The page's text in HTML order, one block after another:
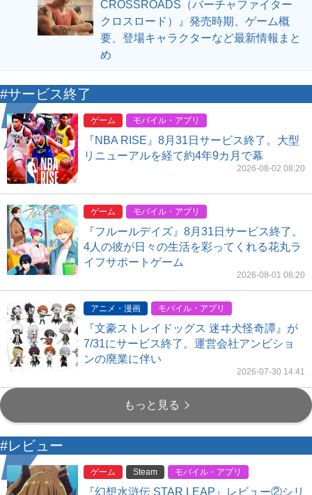
CROSSROADS（バーチャファイター
クロスロード）』発売時期、ゲーム概
要、登場キャラクターなど最新情報まと
め
#サービス終了
ゲーム モバイル・アプリ
『NBA RISE』8月31日サービス終了。大型
リニューアルを経て約4年9カ月で幕
2026-08-02 08:20
ゲーム モバイル・アプリ
『フルールデイズ』8月31日サービス終了。
4人の彼が日々の生活を彩ってくれる花丸ラ
イフサポートゲーム
2026-08-01 08:20
アニメ・漫画 モバイル・アプリ
『文豪ストレイドッグス 迷ヰ犬怪奇譚』が
7/31にサービス終了。運営会社アンビショ
ンの廃業に伴い
2026-07-30 14:41
もっと見る
#レビュー
ゲーム Steam モバイル・アプリ
『幻想水滸伝 STAR LEAP』レビュー②シリ